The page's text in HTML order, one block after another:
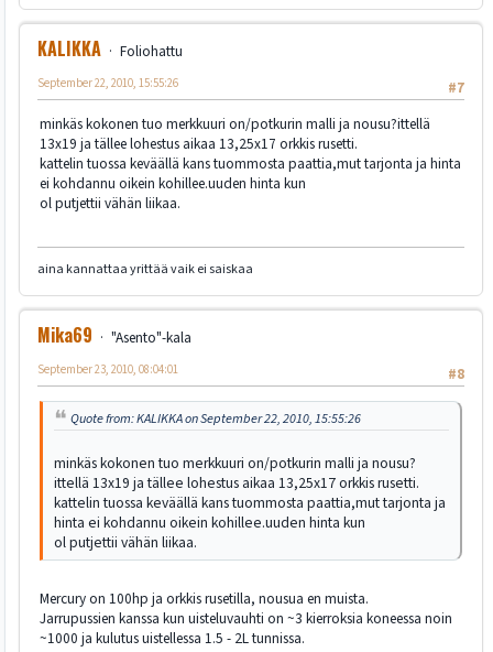
KALIKKA
Foliohattu
#7
September 22, 2010, 15:55:26
minkäs kokonen tuo merkkuuri on/potkurin malli ja nousu?ittellä
13x19 ja tällee lohestus aikaa 13,25x17 orkkis rusetti.
kattelin tuossa keväällä kans tuommosta paattia,mut tarjonta ja hinta
ei kohdannu oikein kohillee.uuden hinta kun
ol putjettii vähän liikaa.
aina kannattaa yrittää vaik ei saiskaa
Mika69
"Asento"-kala
#8
September 23, 2010, 08:04:01
Quote from: KALIKKA on September 22, 2010, 15:55:26
minkäs kokonen tuo merkkuuri on/potkurin malli ja nousu?
ittellä 13x19 ja tällee lohestus aikaa 13,25x17 orkkis rusetti.
kattelin tuossa keväällä kans tuommosta paattia,mut tarjonta ja
hinta ei kohdannu oikein kohillee.uuden hinta kun
ol putjettii vähän liikaa.
Mercury on 100hp ja orkkis rusetilla, nousua en muista.
Jarrupussien kanssa kun uisteluvauhti on ~3 kierroksia koneessa noin
~1000 ja kulutus uistellessa 1.5 - 2L tunnissa.